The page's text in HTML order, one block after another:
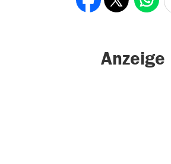
Anzeige